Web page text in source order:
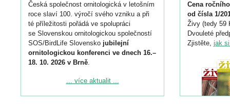
Česká společnost ornitologická v letošním
roce slaví 100. výročí svého vzniku a při
té příležitosti pořádá ve spolupráci
se Slovenskou ornitologickou společností
SOS/BirdLife Slovensko jubilejní
ornitologickou konferenci ve dnech 16.–
18. 10. 2026 v Brně.
Podrobnější informace ke konferenci
... více aktualit ...
Cena
od čísla 1/
Živy (tedy 59
Dvouleté
Zjistěte, jak